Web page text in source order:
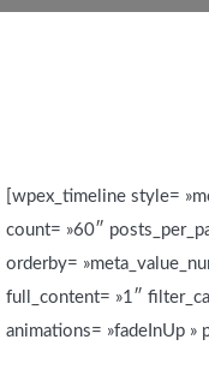
[wpex_timeline style=
count= »60″
orderby=
full_content= »1″
animations= »fadeInUp »